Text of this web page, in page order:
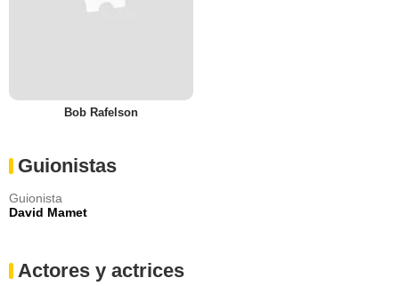
Bob Rafelson
Guionistas
Guionista
David Mamet
Actores y actrices